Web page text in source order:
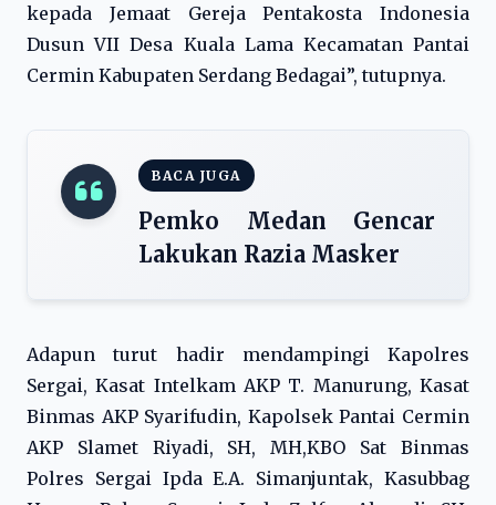
kepada Jemaat Gereja Pentakosta Indonesia
Dusun VII Desa Kuala Lama Kecamatan Pantai
Cermin Kabupaten Serdang Bedagai”, tutupnya.
BACA JUGA
Pemko Medan Gencar
Lakukan Razia Masker
Adapun turut hadir mendampingi Kapolres
Sergai, Kasat Intelkam AKP T. Manurung, Kasat
Binmas AKP Syarifudin, Kapolsek Pantai Cermin
AKP Slamet Riyadi, SH, MH,KBO Sat Binmas
Polres Sergai Ipda E.A. Simanjuntak, Kasubbag